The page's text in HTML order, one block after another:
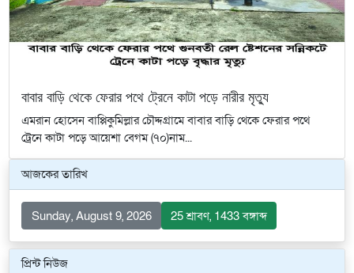
বাবার বাড়ি থেকে ফেরার পথে ট্রেনে কাটা পড়ে নারীর মৃত্যু
এমরান হোসেন বাপ্পিকুমিল্লার চৌদ্দগ্রামে বাবার বাড়ি থেকে ফেরার পথে
ট্রেনে কাটা পড়ে আয়েশা বেগম (৭০)নাম...
আজকের তারিখ
Sunday, August 9, 2026 25 শ্রাবণ, 1433 বঙ্গাব্দ
প্রিন্ট নিউজ